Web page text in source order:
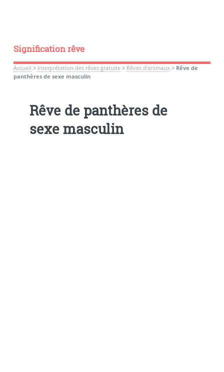
Signification rêve
Accueil > Interprétation des rêves gratuite> Rêves d’animaux > Rêve de
panthères de sexe masculin
Rêve de panthères de
sexe masculin